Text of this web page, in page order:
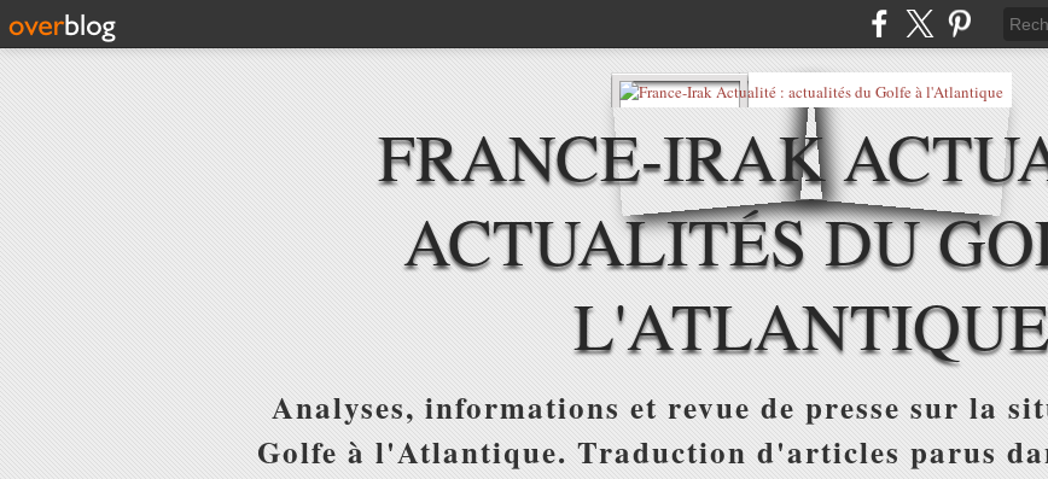
FRANCE-IRAK
ACTUALITÉS DU
Analyses, informations et revue de presse sur la
Golfe à l'Atlantique. Traduction d'articles parus